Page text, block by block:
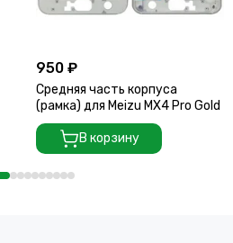
950 ₽
Средняя часть корпуса
(рамка) для Meizu MX4 Pro Gold
В корзину